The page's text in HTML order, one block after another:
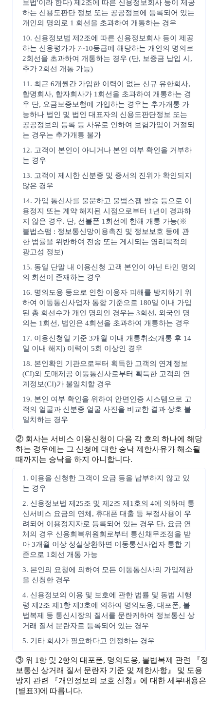
보법'이라 한다) 제2조에 따른 신용정보회사 등이 제공
하는 신용도판단 정보 또는 공공정보에 등록되어 있는
개인의 명의로 1 회선을 초과하여 개통하는 경우
10. 신용정보법 제2조에 따른 신용정보회사 등이 제공
하는 신용평가가 7~10등급에 해당하는 개인의 명의로
2회선을 초과하여 개통하는 경우 (단, 보증금 납입 시,
추가 2회선 개통 가능)
11. 최근 6개월간 가입한 이력이 없는 신규 유한회사,
합명회사, 합자회사가 1회선을 초과하여 개통하는 경
우 단, 요금보증보험에 가입하는 경우는 추가개통 가
능하나 법인 및 법인 대표자의 신용도판단정보 또는
공공정보의 등록 등 사유로 인하여 보험가입이 거절되
는 경우는 추가개통 불가
12. 고객이 본인이 아니거나 본인 여부 확인을 거부하
는 경우
13. 고객이 제시한 신분증 및 증서의 진위가 확인되지
않은 경우
14. 가입 통신사를 불문하고 불법스팸 발송 등으로 이
용정지 또는 계약 해지된 시점으로부터 1년이 경과하
지 않은 경우. 단, 선불폰 1회선에 한해 개통 가능(※
불법스팸 : 정보통신망이용촉진 및 정보보호 등에 관
한 법률을 위반하여 전송 또는 게시되는 영리목적의
광고성 정보)
15. 동일 단말 내 이용신청 고객 본인이 아닌 타인 명의
의 회선이 존재하는 경우
16. 명의도용 등으로 인한 이용자 피해를 방지하기 위
하여 이동통신사업자 통합 기준으로 180일 이내 가입
된 총 회선수가 개인 명의인 경우는 3회선, 외국인 명
의는 1회선, 법인은 4회선을 초과하여 개통하는 경우
17. 이용신청일 기준 3개월 이내 개통취소(개통 후 14
일 이내 해지) 이력이 5회 이상인 경우
18. 본인확인 기관으로부터 획득한 고객의 연계정보
(CI)와 도매제공 이동통신사로부터 획득한 고객의 연
계정보(CI)가 불일치할 경우
19. 본인 여부 확인을 위하여 안면인증 시스템으로 고
객의 얼굴과 신분증 얼굴 사진을 비교한 결과 상호 불
일치하는 경우
② 회사는 서비스 이용신청이 다음 각 호의 하나에 해당
하는 경우에는 그 신청에 대한 승낙 제한사유가 해소될
때까지는 승낙을 하지 아니합니다.
1. 이용을 신청한 고객이 요금 등을 납부하지 않고 있
는 경우
2. 신용정보법 제25조 및 제2조 제1호의 4에 의하여 통
신서비스 요금의 연체, 휴대폰 대출 등 부정사용이 우
려되어 이용정지자로 등록되어 있는 경우 단, 요금 연
체의 경우 신용회복위원회로부터 통신채무조정을 받
아 3개월 이상 성실상환하면 이동통신사업자 통합 기
준으로 1회선 개통 가능
3. 본인의 요청에 의하여 모든 이동통신사의 가입제한
을 신청한 경우
4. 신용정보의 이용 및 보호에 관한 법률 및 동법 시행
령 제2조 제1항 제3호에 의하여 명의도용, 대포폰, 불
법복제 등 통신시장의 질서를 문란케하여 정보통신 상
거래 질서 문란자로 등록되어 있는 경우
5. 기타 회사가 필요하다고 인정하는 경우
③ 위 1항 및 2항의 대포폰, 명의도용, 불법복제 관련 『정
보통신 상거래 질서 문란자 기준 및 제한사항』 및 도용
방지 관련 『개인정보의 보호 신청』에 대한 세부내용은
[별표3]에 따릅니다.